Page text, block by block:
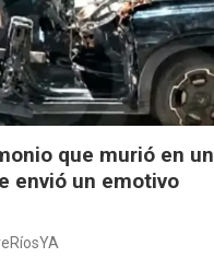
que murió en un
envió un emotivo